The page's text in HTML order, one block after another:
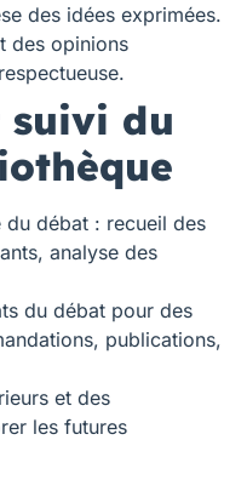
des idées exprimées.
des opinions
suivi du
du débat : recueil des
analyse des
du débat pour des
publications,
et des
les futures